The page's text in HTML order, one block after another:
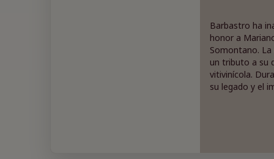
Barbastro ha
honor a
Somontano.
un tributo a su
vitivinícola.
su legado y el